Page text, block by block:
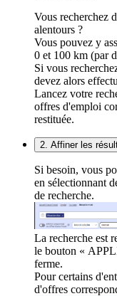
Vous recherchez
alentours ?
Vous pouvez y
0 et 100 km (par
Si vous
devez alors
Lancez votre
offres d'emploi
restituée.
2. Affiner les
Si besoin, vous
en sélectionnant
de recherche.
La recherche est
le bouton «
ferme.
Pour certains
d'offres